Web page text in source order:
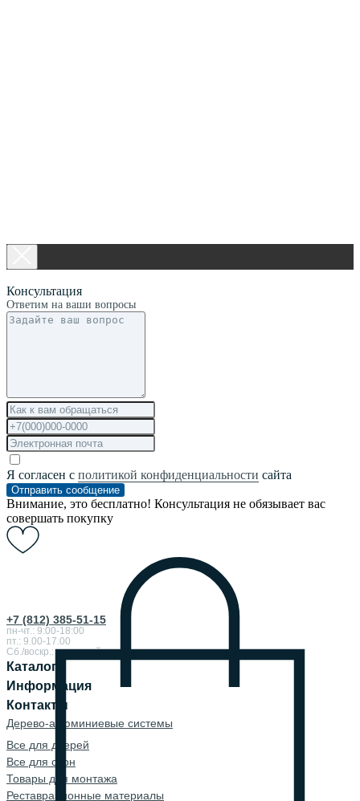
+7 (812) 385-51-15
пн-чт.: 9:00-18:00
пт.: 9.00-17.00
Сб./воскр.: выходной
Каталог
Информация
Контакты
Дерево-алюминиевые системы
Все для дверей
Все для окон
Товары для монтажа
Реставрационные материалы
Консультация
Ответим на ваши вопросы
Я согласен с политикой конфиденциальности сайта
Отправить сообщение
Внимание, это бесплатно! Консультация не обязывает вас
совершать покупку